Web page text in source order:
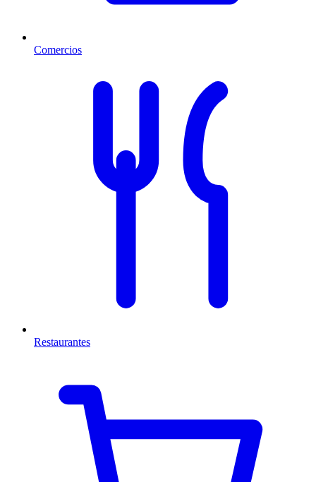
Comercios
Restaurantes